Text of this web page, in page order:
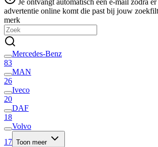
Je ontvangt automatisch een e-mail zodra
advertentie online komt die past bij jouw
merk
Mercedes-Benz
83
MAN
26
Iveco
20
DAF
18
Volvo
17 Toon meer